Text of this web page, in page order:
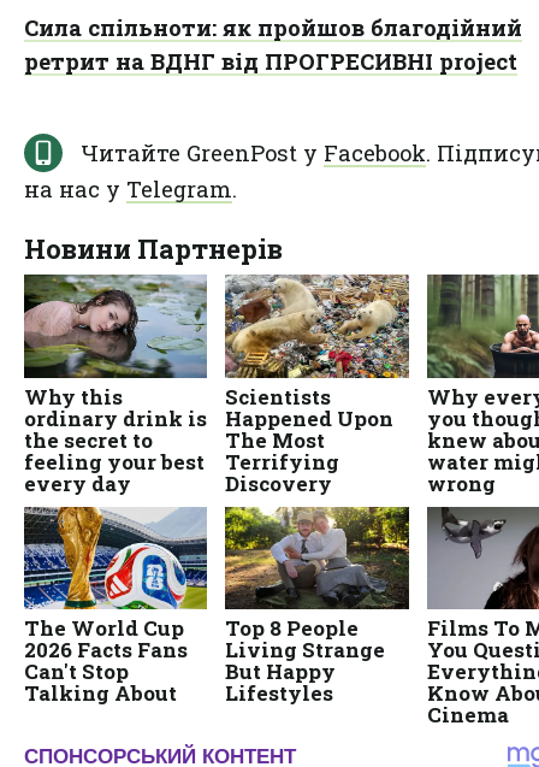
Сила спільноти: як пройшов благодійний
ретрит на ВДНГ від ПРОГРЕСИВНІ project
Читайте GreenPost у Facebook.
на нас у Telegram.